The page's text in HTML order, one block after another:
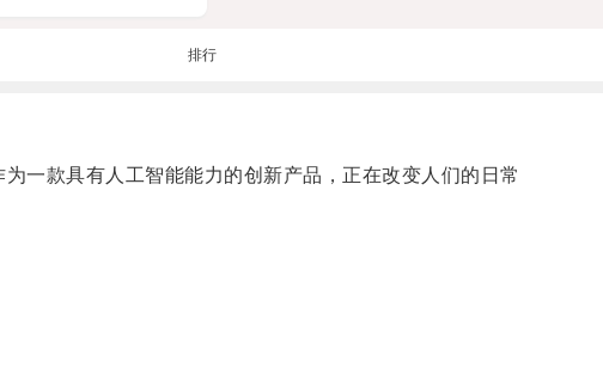
排行
款具有人工智能能力的创新产品，正在改变人们的日常